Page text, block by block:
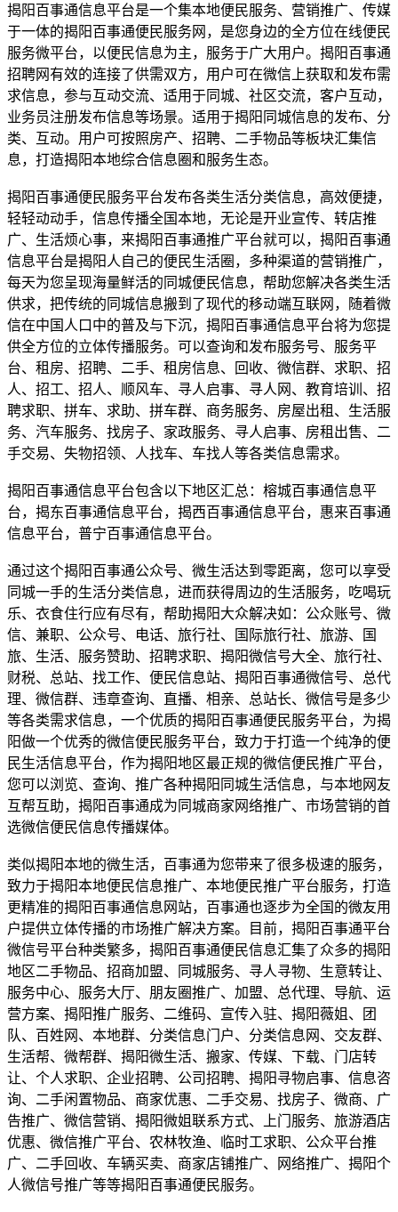
揭阳百事通信息平台是一个集本地便民服务、营销推广、传媒
于一体的揭阳百事通便民服务网，是您身边的全方位在线便民
服务微平台，以便民信息为主，服务于广大用户。揭阳百事通
招聘网有效的连接了供需双方，用户可在微信上获取和发布需
求信息，参与互动交流、适用于同城、社区交流，客户互动，
业务员注册发布信息等场景。适用于揭阳同城信息的发布、分
类、互动。用户可按照房产、招聘、二手物品等板块汇集信
息，打造揭阳本地综合信息圈和服务生态。
揭阳百事通便民服务平台发布各类生活分类信息，高效便捷，
轻轻动动手，信息传播全国本地，无论是开业宣传、转店推
广、生活烦心事，来揭阳百事通推广平台就可以，揭阳百事通
信息平台是揭阳人自己的便民生活圈，多种渠道的营销推广，
每天为您呈现海量鲜活的同城便民信息，帮助您解决各类生活
供求，把传统的同城信息搬到了现代的移动端互联网，随着微
信在中国人口中的普及与下沉，揭阳百事通信息平台将为您提
供全方位的立体传播服务。可以查询和发布服务号、服务平
台、租房、招聘、二手、租房信息、回收、微信群、求职、招
人、招工、招人、顺风车、寻人启事、寻人网、教育培训、招
聘求职、拼车、求助、拼车群、商务服务、房屋出租、生活服
务、汽车服务、找房子、家政服务、寻人启事、房租出售、二
手交易、失物招领、人找车、车找人等各类信息需求。
揭阳百事通信息平台包含以下地区汇总：榕城百事通信息平
台，揭东百事通信息平台，揭西百事通信息平台，惠来百事通
信息平台，普宁百事通信息平台。
通过这个揭阳百事通公众号、微生活达到零距离，您可以享受
同城一手的生活分类信息，进而获得周边的生活服务，吃喝玩
乐、衣食住行应有尽有，帮助揭阳大众解决如：公众账号、微
信、兼职、公众号、电话、旅行社、国际旅行社、旅游、国
旅、生活、服务赞助、招聘求职、揭阳微信号大全、旅行社、
财税、总站、找工作、便民信息站、揭阳百事通微信号、总代
理、微信群、违章查询、直播、相亲、总站长、微信号是多少
等各类需求信息，一个优质的揭阳百事通便民服务平台，为揭
阳做一个优秀的微信便民服务平台，致力于打造一个纯净的便
民生活信息平台，作为揭阳地区最正规的微信便民推广平台，
您可以浏览、查询、推广各种揭阳同城生活信息，与本地网友
互帮互助，揭阳百事通成为同城商家网络推广、市场营销的首
选微信便民信息传播媒体。
类似揭阳本地的微生活，百事通为您带来了很多极速的服务，
致力于揭阳本地便民信息推广、本地便民推广平台服务，打造
更精准的揭阳百事通信息网站，百事通也逐步为全国的微友用
户提供立体传播的市场推广解决方案。目前，揭阳百事通平台
微信号平台种类繁多，揭阳百事通便民信息汇集了众多的揭阳
地区二手物品、招商加盟、同城服务、寻人寻物、生意转让、
服务中心、服务大厅、朋友圈推广、加盟、总代理、导航、运
营方案、揭阳推广服务、二维码、宣传入驻、揭阳薇姐、团
队、百姓网、本地群、分类信息门户、分类信息网、交友群、
生活帮、微帮群、揭阳微生活、搬家、传媒、下载、门店转
让、个人求职、企业招聘、公司招聘、揭阳寻物启事、信息咨
询、二手闲置物品、商家优惠、二手交易、找房子、微商、广
告推广、微信营销、揭阳微姐联系方式、上门服务、旅游酒店
优惠、微信推广平台、农林牧渔、临时工求职、公众平台推
广、二手回收、车辆买卖、商家店铺推广、网络推广、揭阳个
人微信号推广等等揭阳百事通便民服务。